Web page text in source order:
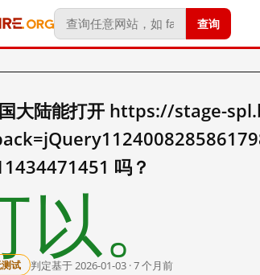
查询
大陆能打开 https://stage-
吗？
。
试 判定基于 2026-01-03 · 7 个月前